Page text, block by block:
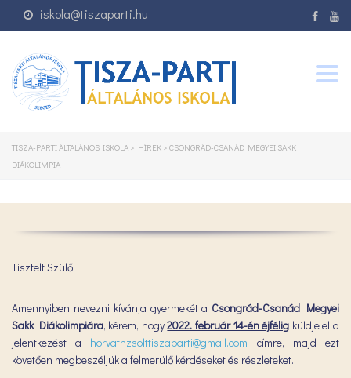
iskola@tiszaparti.hu
TISZA-PARTI ÁLTALÁNOS ISKOLA > HÍREK > CSONGRÁD-CSANÁD MEGYEI SAKK
DIÁKOLIMPIA
Tisztelt Szülő!
Amennyiben nevezni kívánja gyermekét a Csongrád-Csanád Megyei
Sakk Diákolimpiára, kérem, hogy2022. február 14-én éjfélig küldje el a
jelentkezést a horvathzsolttiszaparti@gmail.com címre, majd ezt
követően megbeszéljük a felmerülő kérdéseket és részleteket.